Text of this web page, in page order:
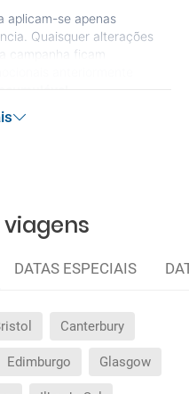
aplicam-se apenas
Quaisquer alterações
campanha ficam
DATAS ESPECIAIS
Canterbury
Edimburgo Glasgow